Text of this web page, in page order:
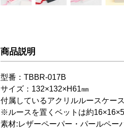
商品説明
型番：TBBR-017B
サイズ：132×132×H61㎜
付属しているアクリルルースケー
※ルースを置くベットは約
素材:レザーペーパー・パールペ